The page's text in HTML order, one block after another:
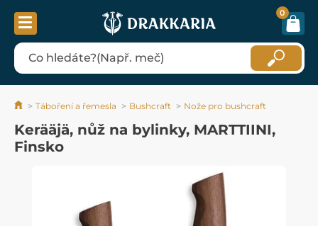
0
Táboření a řemesla Bushcraft Nože pro bushcraft
Kerääjä, nůž na bylinky, MARTTIINI,
Finsko